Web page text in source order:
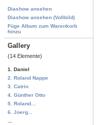
Diashow ansehen
Diashow ansehen (Vollbild)
Füge Album zum Warenkorb
hinzu
Gallery
(14 Elemente)
1. Daniel
2. Roland Nappe
3. Catrin
4. Günther Otto
5. Roland...
6. Joerg...